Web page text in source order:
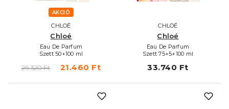
AKCIÓ
CHLOÉ
Chloé
Eau De Parfum
Szett 50+100 ml
26.320 Ft 21.460 Ft
CHLOÉ
Chloé
Eau De Parfum
Szett 75+5+100 ml
33.740 Ft